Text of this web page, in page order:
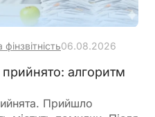
06.08.2026
прийнято: алгоритм